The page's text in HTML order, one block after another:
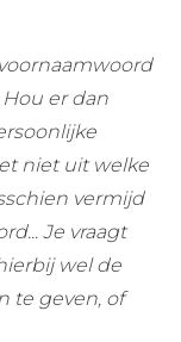
er dan
niet uit welke
vermijd
Je vraagt
wel de
te geven, of